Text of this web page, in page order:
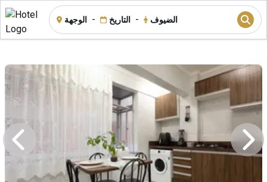
الوجهة - التاريخ - الضيوف